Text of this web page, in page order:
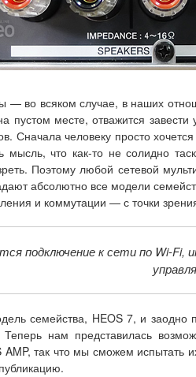
— во всяком случае, в наших
пустом месте, отважится
Сначала человеку просто
что как-то не солидно
Поэтому любой сетевой
абсолютно все модели
и коммутации — с точки
подключение к сети по Wi-Fi,
семейства, HEOS 7, и
нам представилась
так что мы сможем